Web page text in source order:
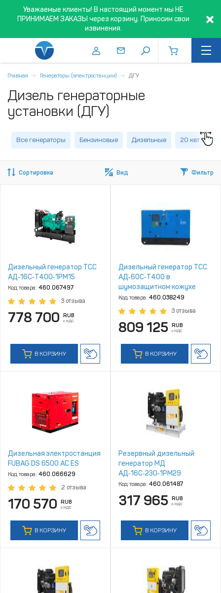
Уважаемые клиенты! В настоящий момент мы НЕ
ПРИНИМАЕМ ЗАКАЗЫ через корзину. Приносим свои
извинения.
Главная Генераторы (электростанции) ДГУ
Дизель генераторные
установки (ДГУ)
Все генераторы Бензиновые Дизельные 20 квт
Сортировка Вид Фильтр
Дизельный генератор ТСС
АД‑16С‑Т400‑1РМ15
Код товара: 460.067497
3 отзыва
778 700 RUB
с НДС
В КОРЗИНУ
Дизельный генератор ТСС
АД‑60С‑Т400 в
шумозащитном кожухе
Код товара: 460.038249
3 отзыва
809 125 RUB
с НДС
В КОРЗИНУ
Дизельная электростанция
FUBAG DS 6500 AC ES
Код товара: 460.066629
2 отзыва
170 570 RUB
с НДС
В КОРЗИНУ
Резервный дизельный
генератор МД
АД‑16С‑230‑1РМ29
Код товара: 460.061487
317 965 RUB
с НДС
В КОРЗИНУ